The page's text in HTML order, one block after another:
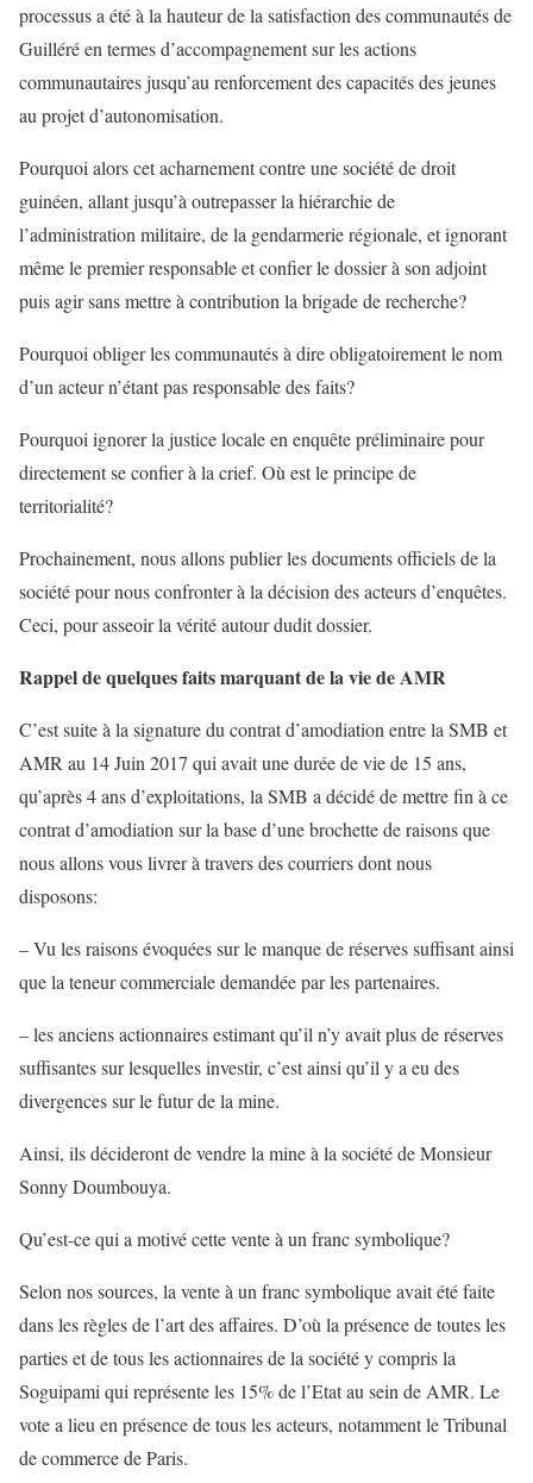
processus a été à la hauteur de la satisfaction des communautés de
Guilléré en termes d’accompagnement sur les actions
communautaires jusqu’au renforcement des capacités des jeunes
au projet d’autonomisation.
Pourquoi alors cet acharnement contre une société de droit
guinéen, allant jusqu’à outrepasser la hiérarchie de
l’administration militaire, de la gendarmerie régionale, et ignorant
même le premier responsable et confier le dossier à son adjoint
puis agir sans mettre à contribution la brigade de recherche?
Pourquoi obliger les communautés à dire obligatoirement le nom
d’un acteur n’étant pas responsable des faits?
Pourquoi ignorer la justice locale en enquête préliminaire pour
directement se confier à la crief. Où est le principe de
territorialité?
Prochainement, nous allons publier les documents officiels de la
société pour nous confronter à la décision des acteurs d’enquêtes.
Ceci, pour asseoir la vérité autour dudit dossier.
Rappel de quelques faits marquant de la vie de AMR
C’est suite à la signature du contrat d’amodiation entre la SMB et
AMR au 14 Juin 2017 qui avait une durée de vie de 15 ans,
qu’après 4 ans d’exploitations, la SMB a décidé de mettre fin à ce
contrat d’amodiation sur la base d’une brochette de raisons que
nous allons vous livrer à travers des courriers dont nous
disposons:
– Vu les raisons évoquées sur le manque de réserves suffisant ainsi
que la teneur commerciale demandée par les partenaires.
– les anciens actionnaires estimant qu’il n’y avait plus de réserves
suffisantes sur lesquelles investir, c’est ainsi qu’il y a eu des
divergences sur le futur de la mine.
Ainsi, ils décideront de vendre la mine à la société de Monsieur
Sonny Doumbouya.
Qu’est-ce qui a motivé cette vente à un franc symbolique?
Selon nos sources, la vente à un franc symbolique avait été faite
dans les règles de l’art des affaires. D’où la présence de toutes les
parties et de tous les actionnaires de la société y compris la
Soguipami qui représente les 15% de l’Etat au sein de AMR. Le
vote a lieu en présence de tous les acteurs, notamment le Tribunal
de commerce de Paris.